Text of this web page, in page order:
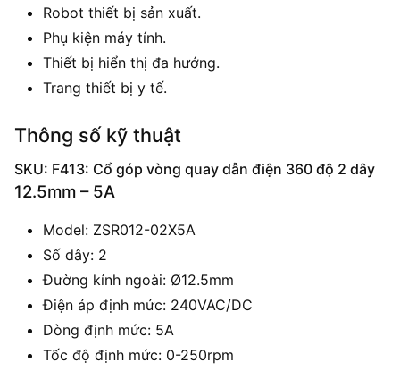
Robot thiết bị sản xuất.
Phụ kiện máy tính.
Thiết bị hiển thị đa hướng.
Trang thiết bị y tế.
Thông số kỹ thuật
SKU: F413: Cổ góp vòng quay dẫn điện 360 độ 2 dây
12.5mm – 5A
Model: ZSR012-02X5A
Số dây: 2
Đường kính ngoài: Ø12.5mm
Điện áp định mức: 240VAC/DC
Dòng định mức: 5A
Tốc độ định mức: 0-250rpm